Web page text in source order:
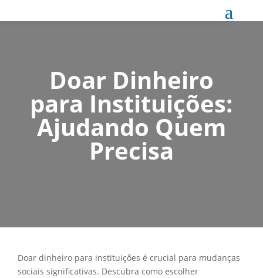
Doar Dinheiro
para Instituições:
Ajudando Quem
Precisa
Doar dinheiro para instituições é crucial para mudanças
sociais significativas. Descubra como escolher